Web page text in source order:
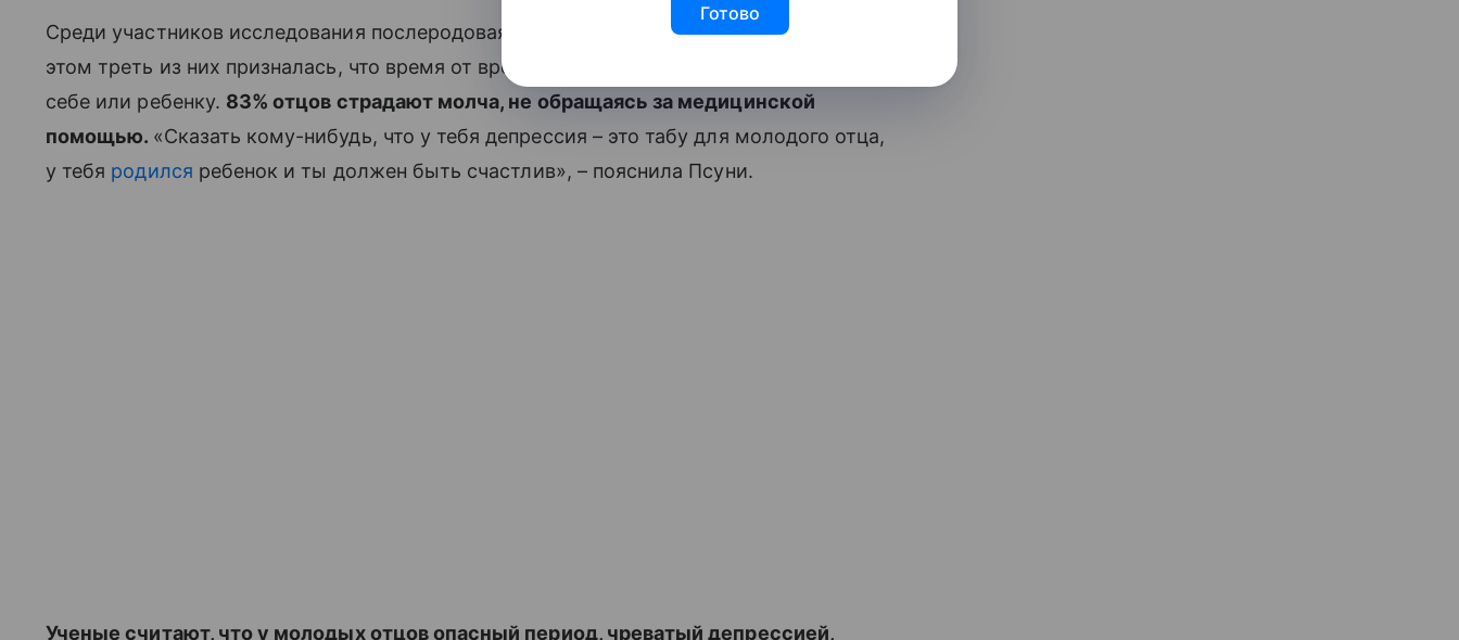
Среди участников исследования послеродовая депрессия была выявлена у 27%. При
этом треть из них призналась, что время от времени подумывает о причинении вреда
себе или ребенку. 83% отцов страдают молча, не обращаясь за медицинской
помощью. «Сказать кому-нибудь, что у тебя депрессия – это табу для молодого отца,
у тебя родился ребенок и ты должен быть счастлив», – пояснила Псуни.
Ученые считают, что у молодых отцов опасный период, чреватый депрессией,
Готово